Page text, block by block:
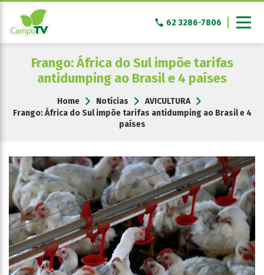
Pular
conteúdo
62 3286-7806
Frango: África do Sul impõe tarifas
antidumping ao Brasil e 4 países
Home Notícias
AVICULTURA
Frango: África do Sul impõe tarifas antidumping ao Brasil e 4
países